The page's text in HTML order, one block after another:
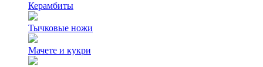
Керамбиты
Тычковые ножи
Мачете и кукри